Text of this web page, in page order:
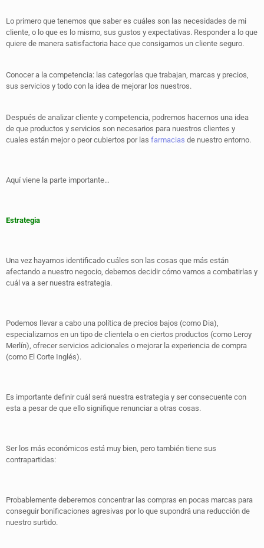
Lo primero que tenemos que saber es cuáles son las necesidades de mi
cliente, o lo que es lo mismo, sus gustos y expectativas. Responder a lo que
quiere de manera satisfactoria hace que consigamos un cliente seguro.
Conocer a la competencia: las categorías que trabajan, marcas y precios,
sus servicios y todo con la idea de mejorar los nuestros.
Después de analizar cliente y competencia, podremos hacernos una idea
de que productos y servicios son necesarios para nuestros clientes y
cuales están mejor o peor cubiertos por las farmacias de nuestro entorno.
Aquí viene la parte importante…
Estrategia
Una vez hayamos identificado cuáles son las cosas que más están
afectando a nuestro negocio, debemos decidir cómo vamos a combatirlas y
cuál va a ser nuestra estrategia.
Podemos llevar a cabo una política de precios bajos (como Dia),
especializarnos en un tipo de clientela o en ciertos productos (como Leroy
Merlín), ofrecer servicios adicionales o mejorar la experiencia de compra
(como El Corte Inglés).
Es importante definir cuál será nuestra estrategia y ser consecuente con
esta a pesar de que ello signifique renunciar a otras cosas.
Ser los más económicos está muy bien, pero también tiene sus
contrapartidas:
Probablemente deberemos concentrar las compras en pocas marcas para
conseguir bonificaciones agresivas por lo que supondrá una reducción de
nuestro surtido.